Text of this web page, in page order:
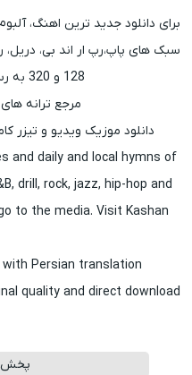
برای دانلود جدید ترین اهنگ،
سبک های پاپ،رپ ار اند بی،
128 و 320 به رسانه ی کاشان موزیک مراجعه کنید
مرجع ترانه
دانلود موزیک ویدیو و تیزر
and daily and local hymns of
drill, rock, jazz, hip-hop and
to the media. Visit Kashan
Persian translation
quality and direct download
پخش